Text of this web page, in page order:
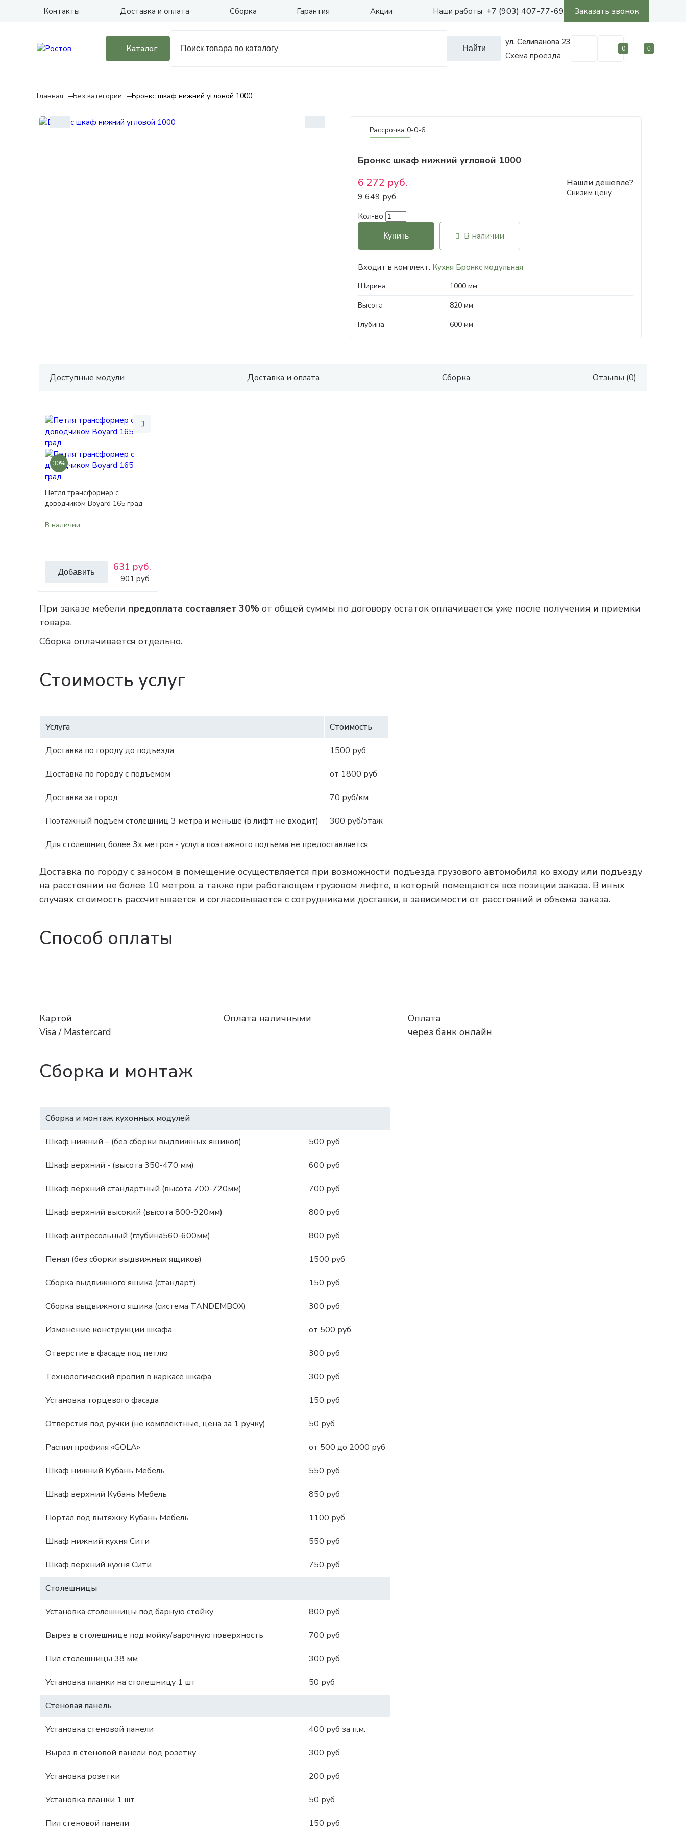
Контакты Доставка и оплата Сборка Гарантия Наши работы
Акции +7 (903) 407-77-69 Заказать звонок
Каталог Найти
ул. Селиванова 23
Схема проезда
0 0
Главная Без категории Бронкс шкаф нижний угловой 1000
Рассрочка 0-0-6
Бронкс шкаф нижний угловой 1000
6 272 руб.
9 649 руб.
Нашли дешевле?
Снизим цену
Кол-во
Купить В наличии
Входит в комплект: Кухня Бронкс модульная
Ширина
1000 мм
Высота
820 мм
Глубина
600 мм
Доступные модули Доставка и оплата Сборка Отзывы (0)
30%
Петля трансформер с
доводчиком Boyard 165 град
В наличии
Добавить 631 руб.
901 руб.
При заказе мебели предоплата составляет 30% от общей суммы по договору остаток оплачивается уже после получения и приемки
товара.
Сборка оплачивается отдельно.
Стоимость услуг
Услуга Стоимость
Доставка по городу до подъезда 1500 руб
Доставка по городу с подъемом от 1800 руб
Доставка за город 70 руб/км
Поэтажный подъем столешниц 3 метра и меньше (в лифт не входит) 300 руб/этаж
Для столешниц более 3х метров - услуга поэтажного подъема не предоставляется
Доставка по городу с заносом в помещение осуществляется при возможности подъезда грузового автомобиля ко входу или подъезду
на расстоянии не более 10 метров, а также при работающем грузовом лифте, в который помещаются все позиции заказа. В иных
случаях стоимость рассчитывается и согласовывается с сотрудниками доставки, в зависимости от расстояний и объема заказа.
Способ оплаты
Картой
Visa / Mastercard
Оплата наличными
Оплата
через банк онлайн
Сборка и монтаж
Сборка и монтаж кухонных модулей
Шкаф нижний – (без сборки выдвижных ящиков) 500 руб
Шкаф верхний - (высота 350-470 мм) 600 руб
Шкаф верхний стандартный (высота 700-720мм) 700 руб
Шкаф верхний высокий (высота 800-920мм) 800 руб
Шкаф антресольный (глубина560-600мм) 800 руб
Пенал (без сборки выдвижных ящиков) 1500 руб
Сборка выдвижного ящика (стандарт) 150 руб
Сборка выдвижного ящика (система TANDEMBOX) 300 руб
Изменение конструкции шкафа от 500 руб
Отверстие в фасаде под петлю 300 руб
Технологический пропил в каркасе шкафа 300 руб
Установка торцевого фасада 150 руб
Отверстия под ручки (не комплектные, цена за 1 ручку) 50 руб
Распил профиля «GOLA» от 500 до 2000 руб
Шкаф нижний Кубань Мебель 550 руб
Шкаф верхний Кубань Мебель 850 руб
Портал под вытяжку Кубань Мебель 1100 руб
Шкаф нижний кухня Сити 550 руб
Шкаф верхний кухня Сити 750 руб
Столешницы
Установка столешницы под барную стойку 800 руб
Вырез в столешнице под мойку/варочную поверхность 700 руб
Пил столешницы 38 мм 300 руб
Установка планки на столешницу 1 шт 50 руб
Стеновая панель
Установка стеновой панели 400 руб за п.м.
Вырез в стеновой панели под розетку 300 руб
Установка розетки 200 руб
Установка планки 1 шт 50 руб
Пил стеновой панели 150 руб